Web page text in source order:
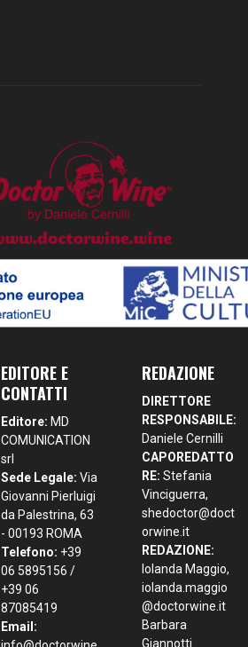
EDITORE E
CONTATTI
Editore: MD
COMUNICATION
srl
Sede Legale: Via
Giovanni Pierluigi
da Palestrina, 63
- 00193 ROMA
Telefono: +39
06 5895156 /
+39 06
87085419
Email:
REDAZIONE
DIRETTORE
RESPONSABILE:
Daniele Cernilli
CAPOREDATTO
RE: Stefania
Vinciguerra,
shedoctor@doct
orwine.it
REDAZIONE:
Iolanda Maggio,
iolanda.maggio
@doctorwine.it
Barbara
Giannotti